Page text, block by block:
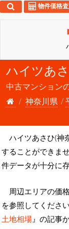
物件価格
ハイツあ
中古マンション
神奈川県
ハイツあさひ(神
することができま
件データが十分に
周辺エリアの価
を参照してくださ
土地相場』の記事